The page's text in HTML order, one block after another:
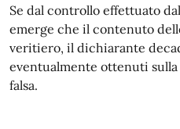
Se dal controllo effettuato
emerge che il contenuto
veritiero, il dichiarante
eventualmente ottenuti
falsa.